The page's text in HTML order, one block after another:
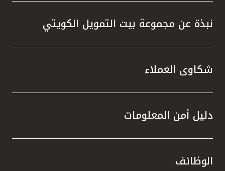
نبذة عن مجموعة بيت التمويل الكويتي
شكاوى العملاء
دليل أمن المعلومات
الوظائف